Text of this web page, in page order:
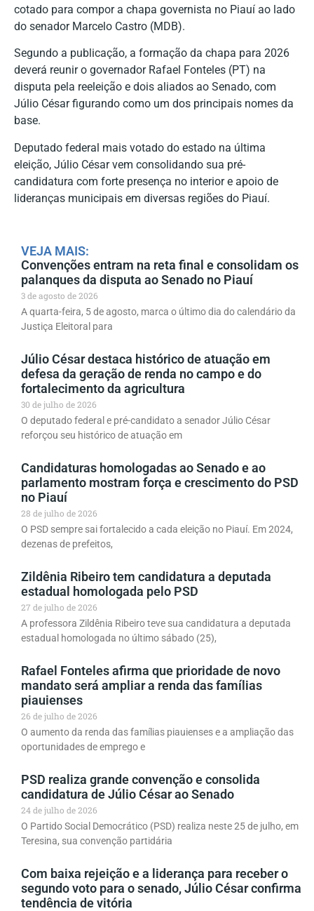
cotado para compor a chapa governista no Piauí ao lado
do senador Marcelo Castro (MDB).
Segundo a publicação, a formação da chapa para 2026
deverá reunir o governador Rafael Fonteles (PT) na
disputa pela reeleição e dois aliados ao Senado, com
Júlio César figurando como um dos principais nomes da
base.
Deputado federal mais votado do estado na última
eleição, Júlio César vem consolidando sua pré-
candidatura com forte presença no interior e apoio de
lideranças municipais em diversas regiões do Piauí.
VEJA MAIS:
Convenções entram na reta final e consolidam os
palanques da disputa ao Senado no Piauí
3 de agosto de 2026
A quarta-feira, 5 de agosto, marca o último dia do calendário da
Justiça Eleitoral para
Júlio César destaca histórico de atuação em
defesa da geração de renda no campo e do
fortalecimento da agricultura
30 de julho de 2026
O deputado federal e pré-candidato a senador Júlio César
reforçou seu histórico de atuação em
Candidaturas homologadas ao Senado e ao
parlamento mostram força e crescimento do PSD
no Piauí
28 de julho de 2026
O PSD sempre sai fortalecido a cada eleição no Piauí. Em 2024,
dezenas de prefeitos,
Zildênia Ribeiro tem candidatura a deputada
estadual homologada pelo PSD
27 de julho de 2026
A professora Zildênia Ribeiro teve sua candidatura a deputada
estadual homologada no último sábado (25),
Rafael Fonteles afirma que prioridade de novo
mandato será ampliar a renda das famílias
piauienses
26 de julho de 2026
O aumento da renda das famílias piauienses e a ampliação das
oportunidades de emprego e
PSD realiza grande convenção e consolida
candidatura de Júlio César ao Senado
24 de julho de 2026
O Partido Social Democrático (PSD) realiza neste 25 de julho, em
Teresina, sua convenção partidária
Com baixa rejeição e a liderança para receber o
segundo voto para o senado, Júlio César confirma
tendência de vitória